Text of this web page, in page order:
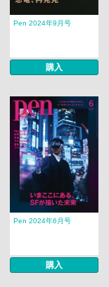
Pen 2024年9月号
購入
Pen 2024年6月号
購入